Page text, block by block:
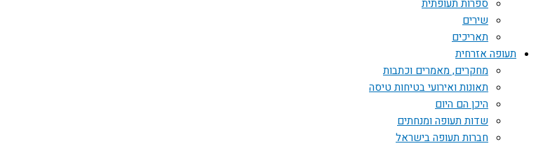
ספרות תעופתית
שירים
תאריכים
תעופה אזרחית
מחקרים, מאמרים וכתבות
תאונות ואירועי בטיחות טיסה
היכן הם היום
שדות תעופה ומנחתים
חברות תעופה בישראל